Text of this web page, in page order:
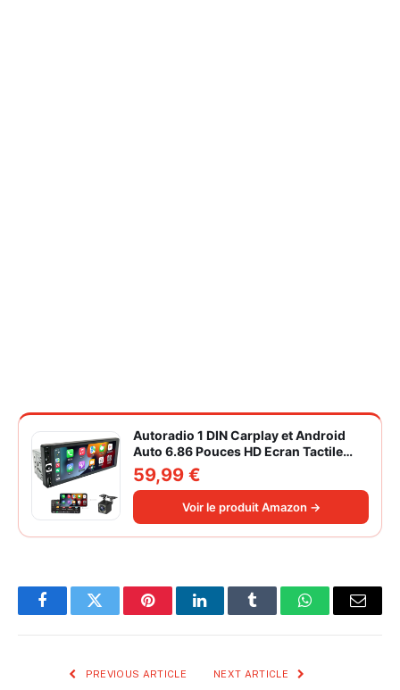
Autoradio 1 DIN Carplay et Android
Auto 6.86 Pouces HD Ecran Tactile
Poste Radio Voiture Soutien Lien
Miroir iOS/Android/Radio FM/USB/EQ
Autoradio Bluetooth Caméra de Recul
59,99 €
Voir le produit Amazon →
FacebookTwitter PinterestLinkedInTumblr WhatsAppEmail
PREVIOUS ARTICLE NEXT ARTICLE